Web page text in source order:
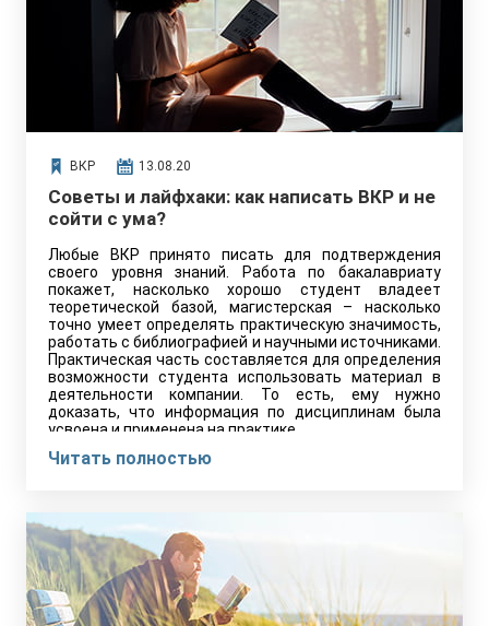
ВКР 13.08.20
Советы и лайфхаки: как написать ВКР и не
сойти с ума?
Любые ВКР принято писать для подтверждения
своего уровня знаний. Работа по бакалавриату
покажет, насколько хорошо студент владеет
теоретической базой, магистерская – насколько
точно умеет определять практическую значимость,
работать с библиографией и научными источниками.
Практическая часть составляется для определения
возможности студента использовать материал в
деятельности компании. То есть, ему нужно
доказать, что информация по дисциплинам была
усвоена и применена на практике.
Читать полностью